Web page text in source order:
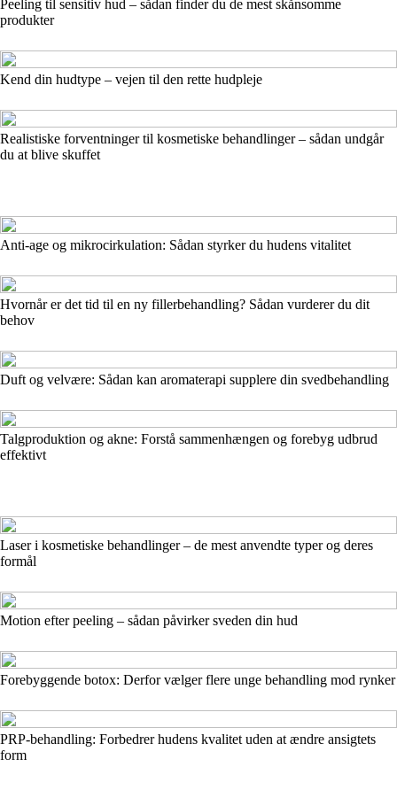
Peeling til sensitiv hud – sådan finder du de mest skånsomme
produkter
Kend din hudtype – vejen til den rette hudpleje
Realistiske forventninger til kosmetiske behandlinger – sådan undgår
du at blive skuffet
Anti-age og mikrocirkulation: Sådan styrker du hudens vitalitet
Hvornår er det tid til en ny fillerbehandling? Sådan vurderer du dit
behov
Duft og velvære: Sådan kan aromaterapi supplere din svedbehandling
Talgproduktion og akne: Forstå sammenhængen og forebyg udbrud
effektivt
Laser i kosmetiske behandlinger – de mest anvendte typer og deres
formål
Motion efter peeling – sådan påvirker sveden din hud
Forebyggende botox: Derfor vælger flere unge behandling mod rynker
PRP-behandling: Forbedrer hudens kvalitet uden at ændre ansigtets
form